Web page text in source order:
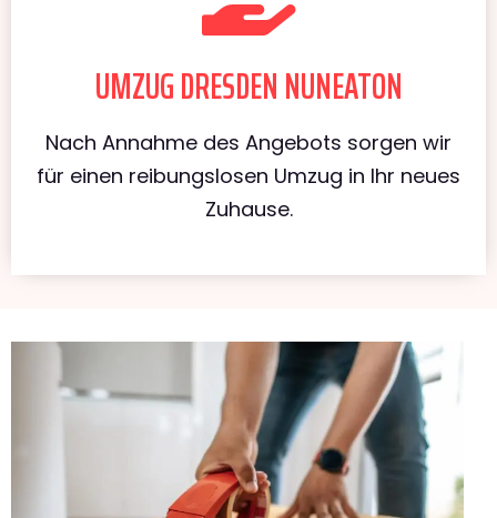
UMZUG DRESDEN NUNEATON
Nach Annahme des Angebots sorgen wir
für einen reibungslosen Umzug in Ihr neues
Zuhause.